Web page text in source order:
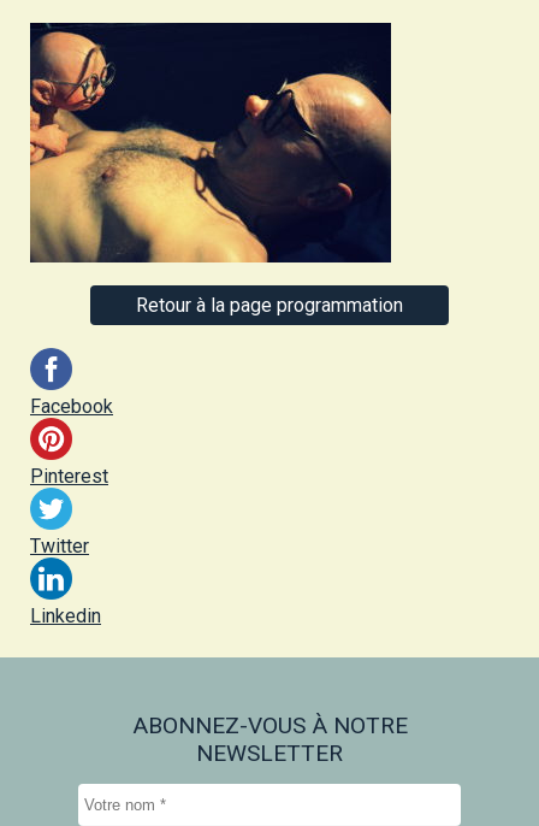
Retour à la page programmation
Facebook
Pinterest
Twitter
Linkedin
ABONNEZ-VOUS À NOTRE
NEWSLETTER